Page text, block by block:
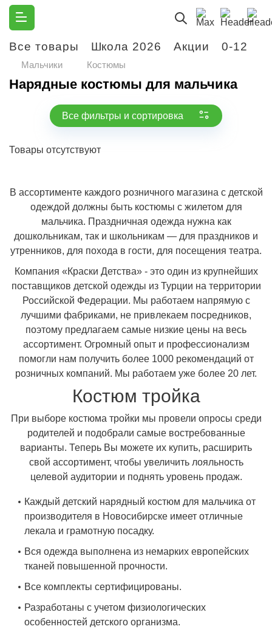
Все товары Школа 2026 Акции 0-12
Мальчики Костюмы
Нарядные костюмы для мальчика
Все фильтры и сортировка
Товары отсутствуют
В ассортименте каждого розничного магазина с детской
одеждой должны быть костюмы с жилетом для
мальчика. Праздничная одежда нужна как
дошкольникам, так и школьникам — для праздников и
утренников, для похода в гости, для посещения театра.
Компания «Краски Детства» - это один из крупнейших
поставщиков детской одежды из Турции на территории
Российской Федерации. Мы работаем напрямую с
лучшими фабриками, не привлекаем посредников,
поэтому предлагаем самые низкие цены на весь
ассортимент. Огромный опыт и профессионализм
помогли нам получить более 1000 рекомендаций от
розничных компаний. Мы работаем уже более 20 лет.
Костюм тройка
При выборе костюма тройки мы провели опросы среди
родителей и подобрали самые востребованные
варианты. Теперь Вы можете их купить, расширить
свой ассортимент, чтобы увеличить лояльность
целевой аудитории и поднять уровень продаж.
Каждый детский нарядный костюм для мальчика от
производителя в Новосибирске имеет отличные
лекала и грамотную посадку.
Вся одежда выполнена из немарких европейских
тканей повышенной прочности.
Все комплекты сертифицированы.
Разработаны с учетом физиологических
особенностей детского организма.